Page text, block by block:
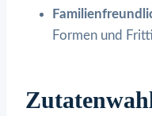
Formen und